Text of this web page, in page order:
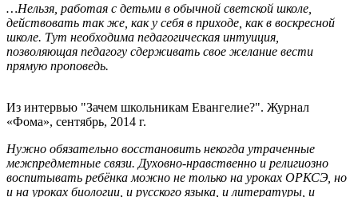
…Нельзя, работая с детьми в обычной светской школе,
действовать так же, как у себя в приходе, как в воскресной
школе. Тут необходима педагогическая интуиция,
позволяющая педагогу сдерживать свое желание вести
прямую проповедь.
Из интервью "Зачем школьникам Евангелие?". Журнал
«Фома», сентябрь, 2014 г.
Нужно обязательно восстановить некогда утраченные
межпредметные связи. Духовно-нравственно и религиозно
воспитывать ребёнка можно не только на уроках ОРКСЭ, но
и на уроках биологии, и русского языка, и литературы, и